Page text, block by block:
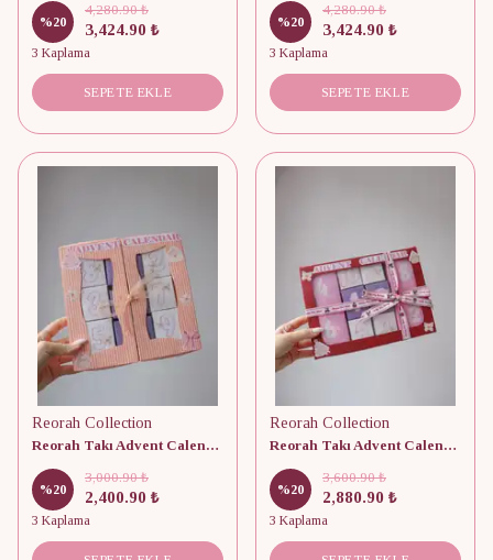
%20
4,280.90 ₺
3,424.90 ₺
3 Kaplama
SEPETE EKLE
%20
4,280.90 ₺
3,424.90 ₺
3 Kaplama
SEPETE EKLE
Reorah Collection
Reorah Takı Advent Calendar 9 Adet
%20
3,000.90 ₺
2,400.90 ₺
3 Kaplama
Reorah Collection
Reorah Takı Advent Calendar 10 Adet
%20
3,600.90 ₺
2,880.90 ₺
3 Kaplama